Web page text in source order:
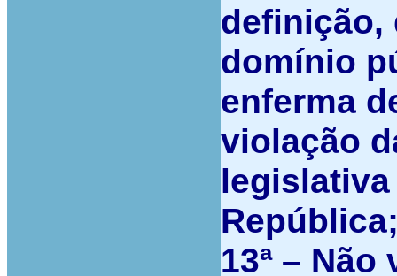
definição,
domínio
enferma
violação
13ª – Não